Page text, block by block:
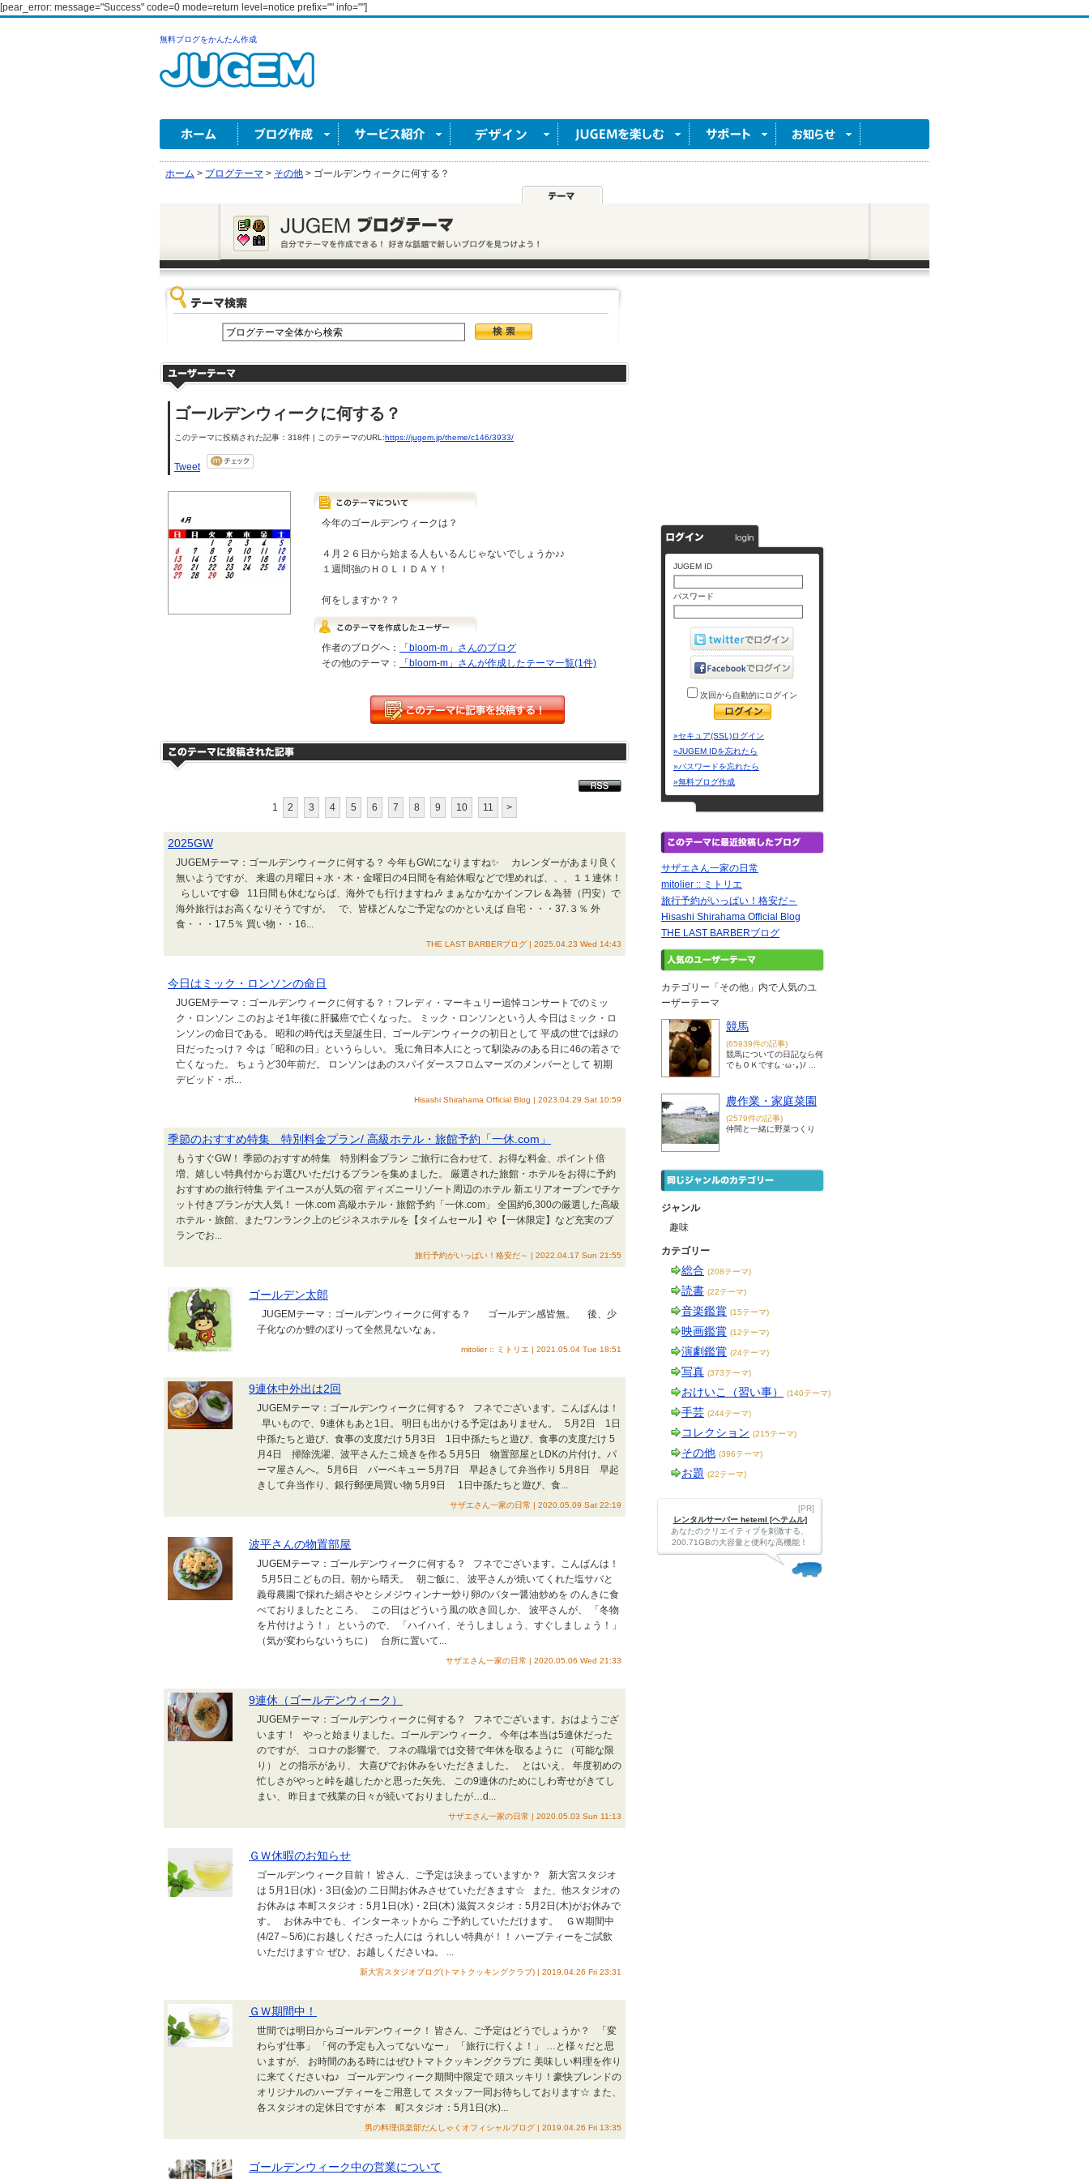
[pear_error: message="Success" code=0 mode=return level=notice prefix="" info=""]
無料ブログをかんたん作成
ホーム > ブログテーマ > その他 > ゴールデンウィークに何する？
ゴールデンウィークに何する？
このテーマに投稿された記事：318件 | このテーマのURL:https://jugem.jp/theme/c146/3933/
Tweet
今年のゴールデンウィークは？
４月２６日から始まる人もいるんじゃないでしょうか♪♪
１週間強のＨＯＬＩＤＡＹ！
何をしますか？？
作者のブログへ：
「bloom-m」さんのブログ
その他のテーマ：
「bloom-m」さんが作成したテーマ一覧(1件)
1 2 3 4 5 6 7 8 9 10 11 >
2025GW
JUGEMテーマ：ゴールデンウィークに何する？ 今年もGWになりますね✨ カレンダーがあまり良く
無いようですが、 来週の月曜日＋水・木・金曜日の4日間を有給休暇などで埋めれば、、、１１連休！
らしいです😄 11日間も休むならば、海外でも行けますね🎶 まぁなかなかインフレ＆為替（円安）で
海外旅行はお高くなりそうですが。 で、皆様どんなご予定なのかといえば 自宅・・・37.３％ 外
食・・・17.5％ 買い物・・16...
THE LAST BARBERブログ | 2025.04.23 Wed 14:43
今日はミック・ロンソンの命日
JUGEMテーマ：ゴールデンウィークに何する？ ↑ フレディ・マーキュリー追悼コンサートでのミッ
ク・ロンソン このおよそ1年後に肝臓癌で亡くなった。 ミック・ロンソンという人 今日はミック・ロ
ンソンの命日である。 昭和の時代は天皇誕生日、ゴールデンウィークの初日として 平成の世では緑の
日だったっけ？ 今は「昭和の日」というらしい。 兎に角日本人にとって馴染みのある日に46の若さで
亡くなった。 ちょうど30年前だ。 ロンソンはあのスパイダースフロムマーズのメンバーとして 初期
デビッド・ボ...
Hisashi Shirahama Official Blog | 2023.04.29 Sat 10:59
季節のおすすめ特集 特別料金プラン/ 高級ホテル・旅館予約「一休.com」
もうすぐGW！ 季節のおすすめ特集 特別料金プラン ご旅行に合わせて、お得な料金、ポイント倍
増、嬉しい特典付からお選びいただけるプランを集めました。 厳選された旅館・ホテルをお得に予約
おすすめの旅行特集 デイユースが人気の宿 ディズニーリゾート周辺のホテル 新エリアオープンでチケ
ット付きプランが大人気！ 一休.com 高級ホテル・旅館予約「一休.com」 全国約6,300の厳選した高級
ホテル・旅館、またワンランク上のビジネスホテルを【タイムセール】や【一休限定】など充実のプ
ランでお...
旅行予約がいっぱい！格安だ～ | 2022.04.17 Sun 21:55
ゴールデン太郎
JUGEMテーマ：ゴールデンウィークに何する？ ゴールデン感皆無。 後、少
子化なのか鯉のぼりって全然見ないなぁ。
mitolier :: ミトリエ | 2021.05.04 Tue 18:51
9連休中外出は2回
JUGEMテーマ：ゴールデンウィークに何する？ フネでございます。こんばんは！
早いもので、9連休もあと1日。 明日も出かける予定はありません。 5月2日 1日
中孫たちと遊び、食事の支度だけ 5月3日 1日中孫たちと遊び、食事の支度だけ 5
月4日 掃除洗濯、波平さんたこ焼きを作る 5月5日 物置部屋とLDKの片付け。パ
ーマ屋さんへ。 5月6日 バーベキュー 5月7日 早起きして弁当作り 5月8日 早起
きして弁当作り、銀行郵便局買い物 5月9日 1日中孫たちと遊び、食...
サザエさん一家の日常 | 2020.05.09 Sat 22:19
波平さんの物置部屋
JUGEMテーマ：ゴールデンウィークに何する？ フネでございます。こんばんは！
5月5日こどもの日。朝から晴天。 朝ご飯に、 波平さんが焼いてくれた塩サバと
義母農園で採れた絹さやとシメジウィンナー炒り卵のバター醤油炒めを のんきに食
べておりましたところ、 この日はどういう風の吹き回しか、 波平さんが、 「冬物
を片付けよう！」 というので、 「ハイハイ、そうしましょう、すぐしましょう！」
（気が変わらないうちに） 台所に置いて...
サザエさん一家の日常 | 2020.05.06 Wed 21:33
9連休（ゴールデンウィーク）
JUGEMテーマ：ゴールデンウィークに何する？ フネでございます。おはようござ
います！ やっと始まりました。ゴールデンウィーク。 今年は本当は5連休だった
のですが、 コロナの影響で、 フネの職場では交替で年休を取るように （可能な限
り） との指示があり、 大喜びでお休みをいただきました。 とはいえ、 年度初めの
忙しさがやっと峠を越したかと思った矢先、 この9連休のためにしわ寄せがきてし
まい、 昨日まで残業の日々が続いておりましたが…ԁ...
サザエさん一家の日常 | 2020.05.03 Sun 11:13
ＧＷ休暇のお知らせ
ゴールデンウィーク目前！ 皆さん、ご予定は決まっていますか？ 新大宮スタジオ
は 5月1日(水)・3日(金)の 二日間お休みさせていただきます☆ また、他スタジオの
お休みは 本町スタジオ：5月1日(水)・2日(木) 滋賀スタジオ：5月2日(木)がお休みで
す。 お休み中でも、インターネットから ご予約していただけます。 ＧＷ期間中
(4/27～5/6)にお越しくださった人には うれしい特典が！！ ハーブティーをご試飲
いただけます☆ ぜひ、お越しくださいね。 ...
新大宮スタジオブログ(トマトクッキングクラブ) | 2019.04.26 Fri 23:31
ＧＷ期間中！
世間では明日からゴールデンウィーク！ 皆さん、ご予定はどうでしょうか？ 「変
わらず仕事」 「何の予定も入ってないなー」 「旅行に行くよ！」 …と様々だと思
いますが、 お時間のある時にはぜひトマトクッキングクラブに 美味しい料理を作り
に来てくださいね♪ ゴールデンウィーク期間中限定で 頭スッキリ！豪快ブレンドの
オリジナルのハーブティーをご用意して スタッフ一同お待ちしております☆ また、
各スタジオの定休日ですが 本 町スタジオ：5月1日(水)...
男の料理倶楽部だんしゃくオフィシャルブログ | 2019.04.26 Fri 13:35
ゴールデンウィーク中の営業について
JUGEM ID
パスワード
次回から自動的にログイン
»セキュア(SSL)ログイン
»JUGEM IDを忘れたら
»パスワードを忘れたら
»無料ブログ作成
サザエさん一家の日常
mitolier :: ミトリエ
旅行予約がいっぱい！格安だ～
Hisashi Shirahama Official Blog
THE LAST BARBERブログ
カテゴリー「その他」内で人気のユ
ーザーテーマ
競馬
(65939件の記事)
競馬についての日記なら何
でもＯＫです(｡･ω･｡)ﾉ ...
農作業・家庭菜園
(2579件の記事)
仲間と一緒に野菜つくり
ジャンル
趣味
カテゴリー
総合 (208テーマ)
読書 (22テーマ)
音楽鑑賞 (15テーマ)
映画鑑賞 (12テーマ)
演劇鑑賞 (24テーマ)
写真 (373テーマ)
おけいこ（習い事） (140テーマ)
手芸 (244テーマ)
コレクション (215テーマ)
その他 (396テーマ)
お題 (22テーマ)
[PR]
レンタルサーバー heteml [ヘテムル]
あなたのクリエイティブを刺激する、
200.71GBの大容量と便利な高機能！